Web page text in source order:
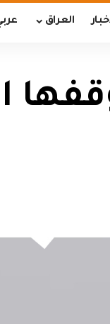
العراق